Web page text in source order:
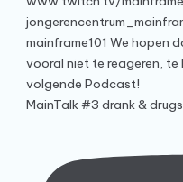
MainTalk #3 drank & drugs